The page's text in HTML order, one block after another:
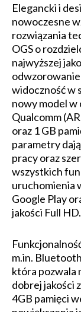
Elegancki i
nowoczesne
rozwiązania
OGS o
najwyższej
odwzorowanie
widoczność w
nowy model
Qualcomm
oraz 1 GB
parametry
pracy oraz
wszystkich
uruchomienia
Google Play
jakości Full HD.
m.in.
która pozwala
dobrej jakości
4GB pamięci